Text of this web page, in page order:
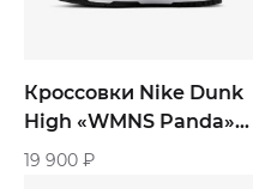
Кроссовки Nike Dunk
High «WMNS Panda»
женские
19 900 ₽